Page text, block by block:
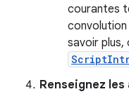
courantes
convolution
savoir plus,
Renseignez